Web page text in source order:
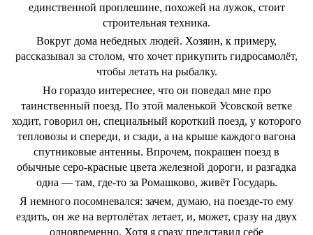
единственной проплешине, похожей на лужок, стоит
строительная техника.
Вокруг дома небедных людей. Хозяин, к примеру,
рассказывал за столом, что хочет прикупить гидросамолёт,
чтобы летать на рыбалку.
Но гораздо интереснее, что он поведал мне про
таинственный поезд. По этой маленькой Усовской ветке
ходит, говорил он, специальный короткий поезд, у которого
тепловозы и спереди, и сзади, а на крыше каждого вагона
спутниковые антенны. Впрочем, покрашен поезд в
обычные серо-красные цвета железной дороги, и разгадка
одна — там, где-то за Ромашково, живёт Государь.
Я немного посомневался: зачем, думаю, на поезде-то ему
ездить, он же на вертолётах летает, и, может, сразу на двух
одновременно. Хотя я сразу представил себе